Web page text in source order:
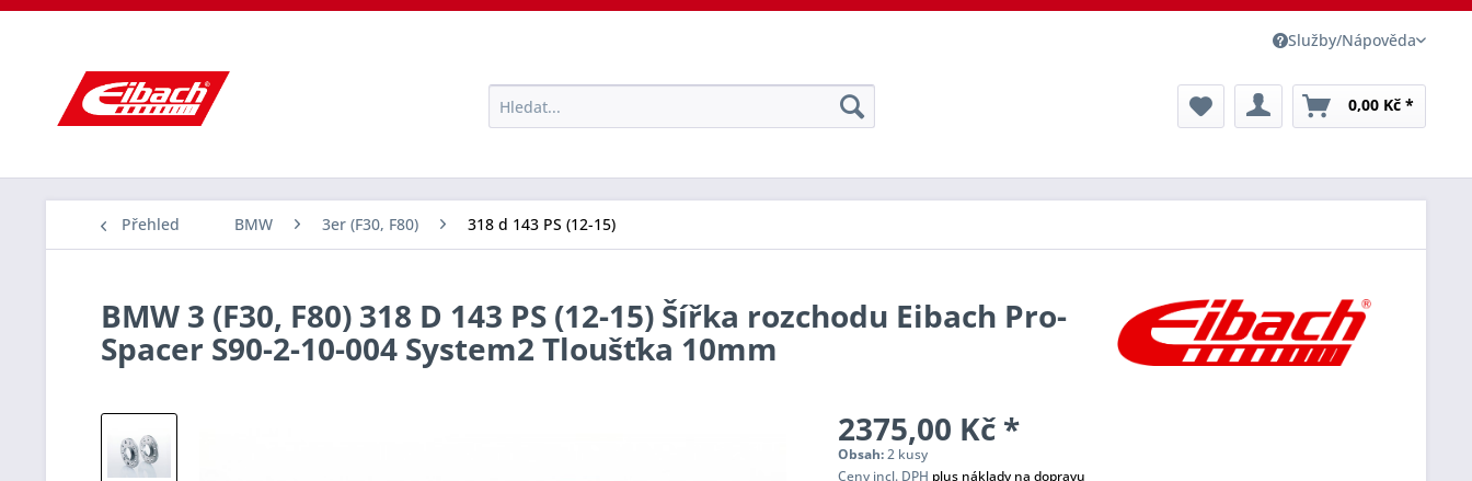
Služby/Nápověda
0,00 Kč *
Přehled BMW 3er (F30, F80) 318 d 143 PS (12-15)
BMW 3 (F30, F80) 318 D 143 PS (12-15) Šířka rozchodu Eibach Pro-
Spacer S90-2-10-004 System2 Tloušťka 10mm
2375,00 Kč *
Obsah:2 kusy
Ceny incl. DPH plus náklady na dopravu